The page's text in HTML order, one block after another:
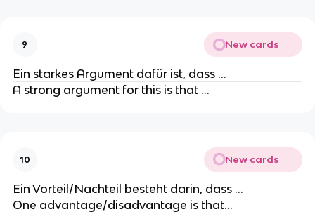
9 New cards
Ein starkes Argument dafür ist, dass …
A strong argument for this is that …
10 New cards
Ein Vorteil/Nachteil besteht darin, dass …
One advantage/disadvantage is that…